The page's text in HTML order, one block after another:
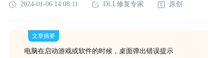
2024-01-06 14:08:11 DLL修复专家 原创
文章摘要
电脑在启动游戏或软件的时候，桌面弹出错误提示